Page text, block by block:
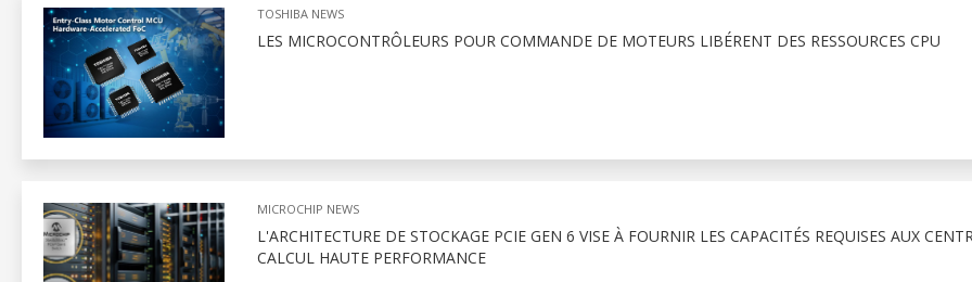
TOSHIBA NEWS
LES MICROCONTRÔLEURS POUR COMMANDE DE MOTEURS LIBÉRENT DES RESSOURCES CPU
MICROCHIP NEWS
L'ARCHITECTURE DE STOCKAGE PCIE GEN 6 VISE À FOURNIR LES CAPACITÉS REQUISES AUX
CALCUL HAUTE PERFORMANCE